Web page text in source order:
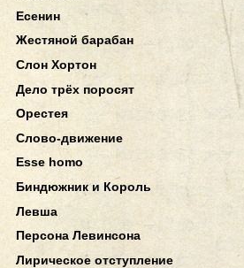
Есенин
Жестяной барабан
Слон Хортон
Дело трёх поросят
Орестея
Слово-движение
Esse homo
Биндюжник и Король
Левша
Персона Левинсона
Лирическое отступление